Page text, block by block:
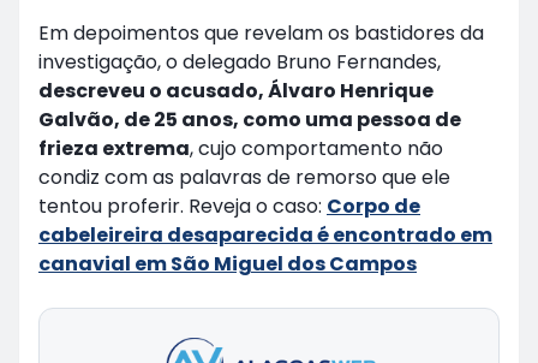
Em depoimentos que revelam os bastidores da
investigação, o delegado Bruno Fernandes,
descreveu o acusado, Álvaro Henrique
Galvão, de 25 anos, como uma pessoa de
frieza extrema, cujo comportamento não
condiz com as palavras de remorso que ele
tentou proferir. Reveja o caso: Corpo de
cabeleireira desaparecida é encontrado em
canavial em São Miguel dos Campos